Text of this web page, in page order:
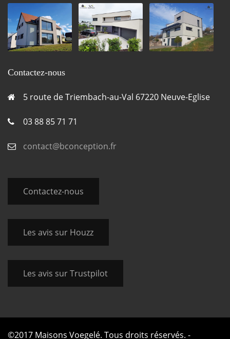
Contactez-nous
5 route de Triembach-au-Val 67220 Neuve-Eglise
03 88 85 71 71
contact@bconception.fr
Contactez-nous
Les avis sur Houzz
Les avis sur Trustpilot
©2017 Maisons Voegelé. Tous droits réservés. -